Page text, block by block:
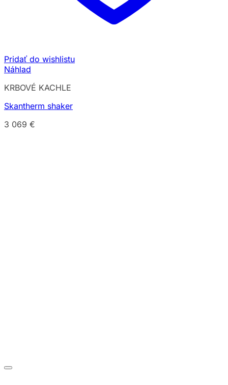
Pridať do wishlistu
Náhlad
KRBOVÉ KACHLE
Skantherm shaker
3 069 €